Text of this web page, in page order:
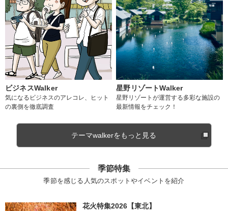
ビジネスWalker
気になるビジネスのアレコレ、ヒット
の裏側を徹底調査
星野リゾートWalker
星野リゾートが運営する多彩な施設の
最新情報をチェック！
テーマwalkerをもっと見る
季節特集
季節を感じる人気のスポットやイベントを紹介
花火特集2026【東北】